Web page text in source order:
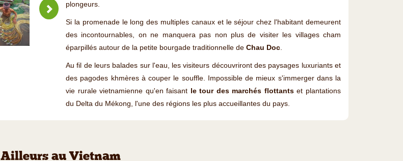
plongeurs.
Si la promenade le long des multiples canaux et le séjour chez l'habitant demeurent
des incontournables, on ne manquera pas non plus de visiter les villages cham
éparpillés autour de la petite bourgade traditionnelle de Chau Doc.
Au fil de leurs balades sur l'eau, les visiteurs découvriront des paysages luxuriants et
des pagodes khmères à couper le souffle. Impossible de mieux s'immerger dans la
vie rurale vietnamienne qu'en faisant
le tour des marchés flottantset plantations
du Delta du Mékong, l'une des régions les plus accueillantes du pays.
Ailleurs au Vietnam